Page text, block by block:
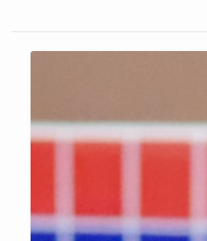
Também são ofertadas consultorias